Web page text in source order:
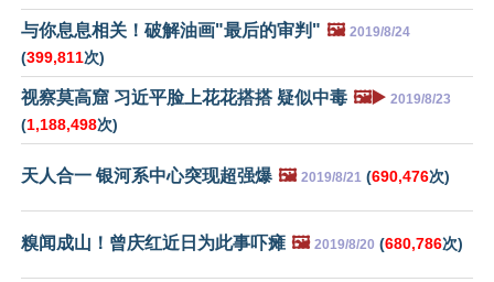
与你息息相关！破解油画"最后的审判" 🖼️ 2019/8/24
(399,811次)
视察莫高窟 习近平脸上花花搭搭 疑似中毒 🖼️▶️ 2019/8/23
(1,188,498次)
天人合一 银河系中心突现超强爆 🖼️ 2019/8/21 (690,476次)
糗闻成山！曾庆红近日为此事吓瘫 🖼️ 2019/8/20 (680,786次)